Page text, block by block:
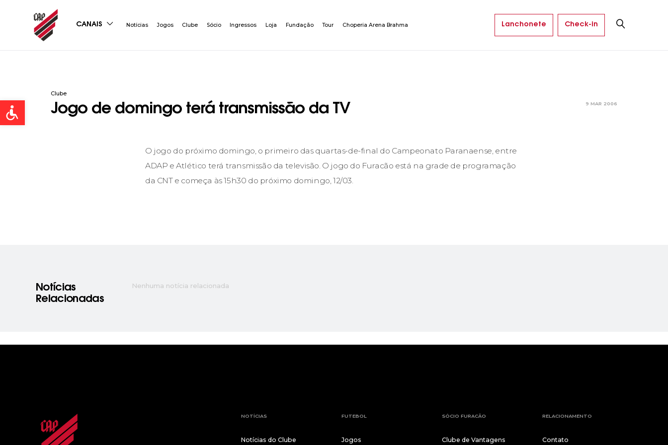
Open toolbar
CANAIS Notícias Jogos Clube Sócio Ingressos Loja Fundação Tour Choperia Arena Brahma Lanchonete Check-in
Clube
Jogo de domingo terá transmissão da TV 9 MAR 2006
O jogo do próximo domingo, o primeiro das quartas-de-final do Campeonato Paranaense, entre
ADAP e Atlético terá transmissão da televisão. O jogo do Furacão está na grade de programação
da CNT e começa às 15h30 do próximo domingo, 12/03.
Notícias
Relacionadas
Nenhuma notícia relacionada
NOTÍCIAS
Notícias do Clube
FUTEBOL
Jogos
SÓCIO FURACÃO
Clube de Vantagens
RELACIONAMENTO
Contato